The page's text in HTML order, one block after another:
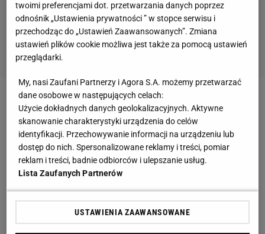
Austriacy wygrali konkurs drużynowy rozgrywany w
ramach turnieju Raw Air. To pierwsze zwycięstwo
podopiecznych Heinza Kuttina od 22 marca 2014
roku. W sezonie 2016/2017 Polska wygrała dwa
konkursy, a jedno zwycięstwo dorzucili Niemcy. To
czwarte podium Polski w tej kampanii Pucharu
twoimi preferencjami dot. przetwarzania danych poprzez
odnośnik „Ustawienia prywatności ” w stopce serwisu i
przechodząc do „Ustawień Zaawansowanych”. Zmiana
ustawień plików cookie możliwa jest także za pomocą ustawień
przeglądarki.
My, nasi Zaufani Partnerzy i Agora S.A. możemy przetwarzać
dane osobowe w następujących celach:
Użycie dokładnych danych geolokalizacyjnych. Aktywne
skanowanie charakterystyki urządzenia do celów
identyfikacji. Przechowywanie informacji na urządzeniu lub
dostęp do nich. Spersonalizowane reklamy i treści, pomiar
reklam i treści, badnie odbiorców i ulepszanie usług.
Lista Zaufanych Partnerów
USTAWIENIA ZAAWANSOWANE